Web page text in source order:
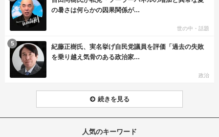
の暑さは何らかの因果関係が...
世の中・話題
紀藤正樹氏、実名挙げ自民党議員を評価「過去の失敗
を乗り越え気骨のある政治家...
政治
5
続きを見る
人気のキーワード